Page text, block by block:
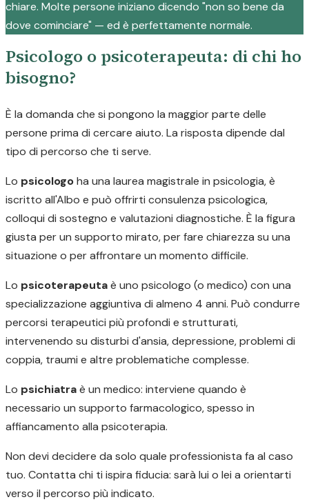
chiare. Molte persone iniziano dicendo "non so bene da
dove cominciare" — ed è perfettamente normale.
Psicologo o psicoterapeuta: di chi ho
bisogno?
È la domanda che si pongono la maggior parte delle
persone prima di cercare aiuto. La risposta dipende dal
tipo di percorso che ti serve.
Lo psicologoha una laurea magistrale in psicologia, è
iscritto all'Albo e può offrirti consulenza psicologica,
colloqui di sostegno e valutazioni diagnostiche. È la figura
giusta per un supporto mirato, per fare chiarezza su una
situazione o per affrontare un momento difficile.
Lo psicoterapeutaè uno psicologo (o medico) con una
specializzazione aggiuntiva di almeno 4 anni. Può condurre
percorsi terapeutici più profondi e strutturati,
intervenendo su disturbi d'ansia, depressione, problemi di
coppia, traumi e altre problematiche complesse.
Lo psichiatraè un medico: interviene quando è
necessario un supporto farmacologico, spesso in
affiancamento alla psicoterapia.
Non devi decidere da solo quale professionista fa al caso
tuo. Contatta chi ti ispira fiducia: sarà lui o lei a orientarti
verso il percorso più indicato.